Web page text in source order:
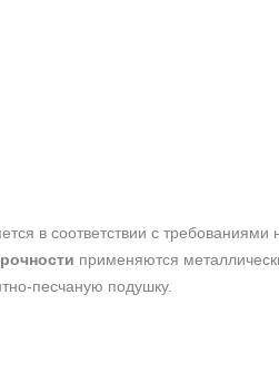
в соответствии с
применяются
песчаную подушку.